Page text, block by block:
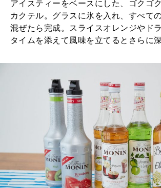
アイスティーをベースにした、ゴクゴ
カクテル。グラスに氷を入れ、すべて
混ぜたら完成。スライスオレンジやド
タイムを添えて風味を立てるとさらに